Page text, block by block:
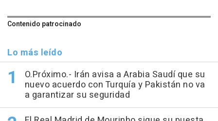
Contenido patrocinado
Lo más leído
O.Próximo.- Irán avisa a Arabia Saudí que su
nuevo acuerdo con Turquía y Pakistán no va
a garantizar su seguridad